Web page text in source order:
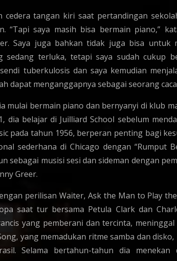
tangan kiri saat pertandingan
“Tapi saya masih bisa bermain piano,”
Saya juga bahkan tidak juga bisa untuk
sedang terluka, tetapi saya sudah cukup
tuberkulosis dan saya kemudian
dapat menganggapnya sebagai seorang
bermain piano dan bernyanyi di klub
dia belajar di Juilliard School sebelum
pada tahun 1956, berperan penting bagi
sederhana di Chicago dengan “Rumput
sebagai musisi sesi dan sideman dengan
Greer.
perilisan Waiter, Ask the Man to Play
saat tur bersama Petula Clark dan
yang pemberani dan tercinta,
yang memadukan ritme samba dan
Selama bertahun-tahun dia menekan